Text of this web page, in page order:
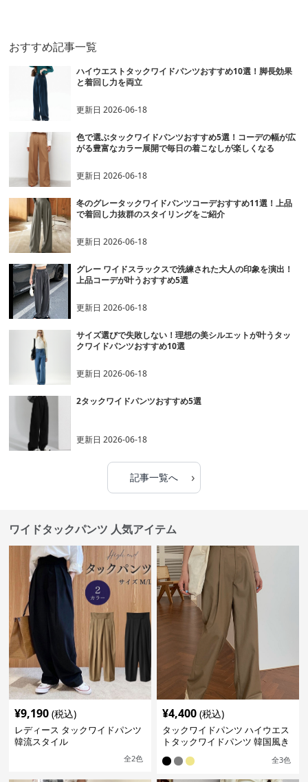
おすすめ記事一覧
ハイウエストタックワイドパンツおすすめ10選！脚長効果
と着回し力を両立
更新日2026-06-18
色で選ぶタックワイドパンツおすすめ5選！コーデの幅が広
がる豊富なカラー展開で毎日の着こなしが楽しくなる
更新日2026-06-18
冬のグレータックワイドパンツコーデおすすめ11選！上品
で着回し力抜群のスタイリングをご紹介
更新日2026-06-18
グレー ワイドスラックスで洗練された大人の印象を演出！
上品コーデが叶うおすすめ5選
更新日2026-06-18
サイズ選びで失敗しない！理想の美シルエットが叶うタッ
クワイドパンツおすすめ10選
更新日2026-06-18
2タックワイドパンツおすすめ5選
更新日2026-06-18
記事一覧へ ›
ワイドタックパンツ 人気アイテム
¥9,190 (税込)
レディース タックワイドパンツ
韓流スタイル
全2色
¥4,400 (税込)
タックワイドパンツ ハイウエス
トタックワイドパンツ 韓国風き
全3色